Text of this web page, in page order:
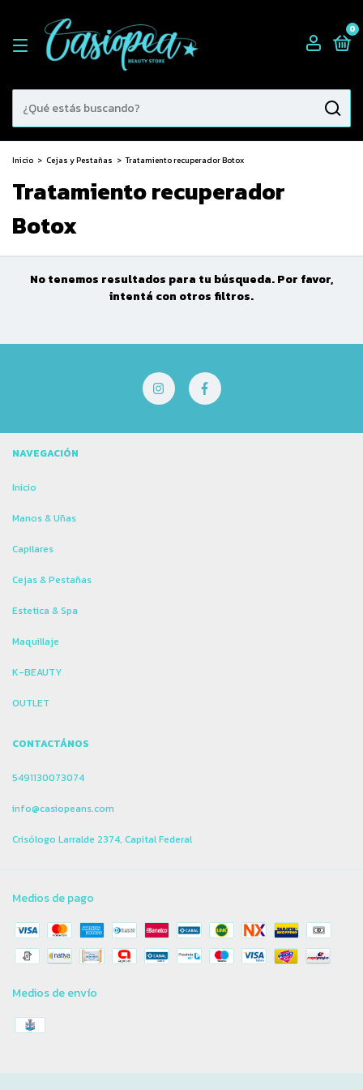
0
Inicio > Cejas y Pestañas > Tratamiento recuperador Botox
Tratamiento recuperador
Botox
No tenemos resultados para tu búsqueda. Por favor,
intentá con otros filtros.
NAVEGACIÓN
Inicio
Manos & Uñas
Capilares
Cejas & Pestañas
Estetica & Spa
Maquillaje
K-BEAUTY
OUTLET
CONTACTÁNOS
5491130073074
info@casiopeans.com
Crisólogo Larralde 2374, Capital Federal
Medios de pago
Medios de envío